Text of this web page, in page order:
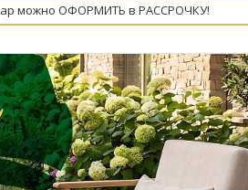
можно ОФОРМИТЬ в РАССРОЧКУ!